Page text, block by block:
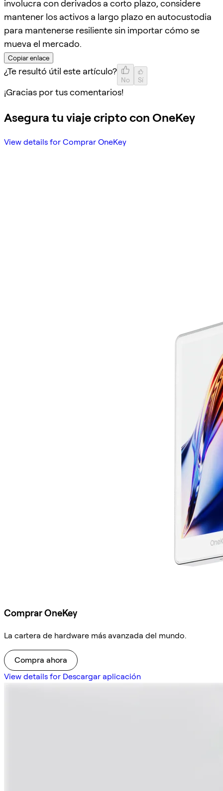
involucra con derivados a corto plazo, considere
mantener los activos a largo plazo en autocustodia
para mantenerse resiliente sin importar cómo se
mueva el mercado.
Copiar enlace
¿Te resultó útil este artículo?
No Sí
¡Gracias por tus comentarios!
Asegura tu viaje cripto con OneKey
View details for Comprar OneKey
Comprar OneKey
La cartera de hardware más avanzada del mundo.
Compra ahora
View details for Descargar aplicación